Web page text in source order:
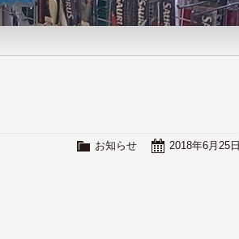
2018年6月25日
お知らせ